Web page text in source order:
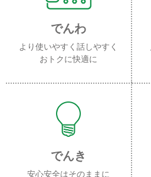
でんわ
より使いやすく話しやすく
おトクに快適に
でんき
安心安全はそのままに